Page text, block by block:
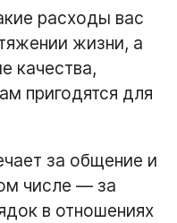
расходы вас
жизни, а
качества,
пригодятся для
за общение и
числе — за
в отношениях